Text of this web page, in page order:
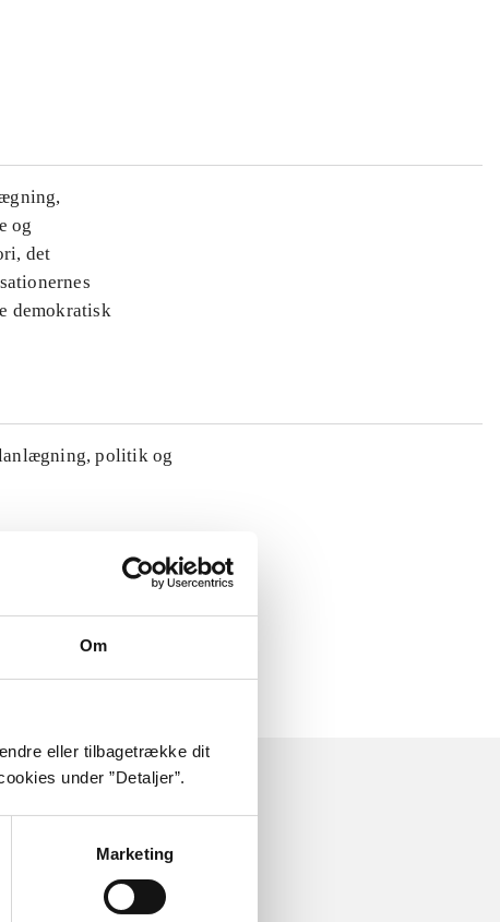
Om
eller tilbagetrække dit
under ”Detaljer”.
Marketing
og
det
demokratisk
politik og